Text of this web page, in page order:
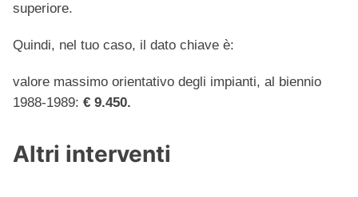
superiore.
Quindi, nel tuo caso, il dato chiave è:
valore massimo orientativo degli impianti, al biennio
1988-1989: € 9.450.
Altri interventi